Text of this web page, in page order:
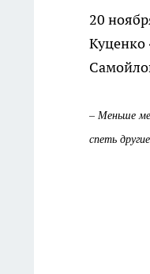
20
Куценко
– Меньше
спеть